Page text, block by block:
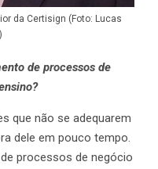
da Certisign (Foto: Lucas
de processos de
que não se adequarem
dele em pouco tempo.
processos de negócio